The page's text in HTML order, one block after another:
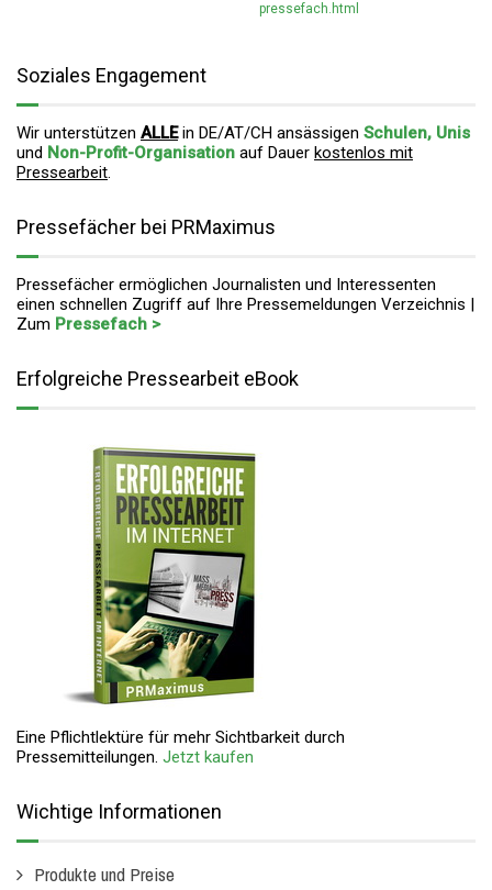
pressefach.html
Soziales Engagement
Wir unterstützen ALLEin DE/AT/CH ansässigen Schulen, Unis
und Non-Profit-Organisation auf Dauer kostenlos mit
Pressearbeit.
Pressefächer bei PRMaximus
Pressefächer ermöglichen Journalisten und Interessenten
einen schnellen Zugriff auf Ihre Pressemeldungen Verzeichnis |
Zum Pressefach >
Erfolgreiche Pressearbeit eBook
Eine Pflichtlektüre für mehr Sichtbarkeit durch
Pressemitteilungen. Jetzt kaufen
Wichtige Informationen
Produkte und Preise